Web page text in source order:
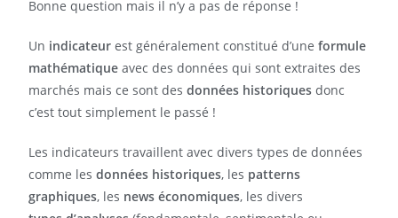
Bonne question mais il n’y a pas de réponse !
Un indicateur est généralement constitué d’uneformule
mathématique avec des données qui sont extraites des
marchés mais ce sont desdonnées historiques donc
c’est tout simplement le passé !
Les indicateurs travaillent avec divers types de données
comme lesdonnées historiques, les patterns
graphiques, les news économiques, les divers